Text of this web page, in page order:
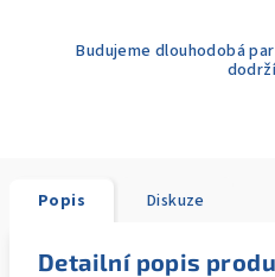
Budujeme dlouhodobá
Popis Diskuze
Detailní popis